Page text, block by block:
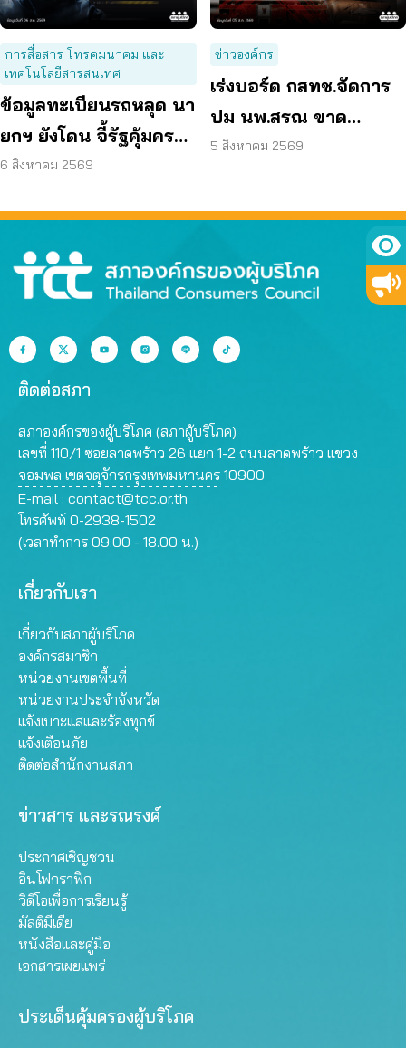
การสื่อสาร โทรคมนาคม และ
เทคโนโลยีสารสนเทศ
ข้อมูลทะเบียนรถหลุด นา
ยกฯ ยังโดน จี้รัฐคุ้มครอง
ข้อมูลส่วนบุคคล
6 สิงหาคม 2569
ข่าวองค์กร
เร่งบอร์ด กสทช.จัดการ
ปม นพ.สรณ ขาด
คุณสมบัติ ตามมติ
5 สิงหาคม 2569
ติดต่อสภา
สภาองค์กรของผู้บริโภค (สภาผู้บริโภค)
เลขที่ 110/1 ซอยลาดพร้าว 26 แยก 1-2 ถนนลาดพร้าว แขวง
จอมพล เขตจตุจักรกรุงเทพมหานคร 10900
E-mail : contact@tcc.or.th
โทรศัพท์ 0-2938-1502
(เวลาทำการ 09.00 - 18.00 น.)
เกี่ยวกับเรา
เกี่ยวกับสภาผู้บริโภค
องค์กรสมาชิก
หน่วยงานเขตพื้นที่
หน่วยงานประจำจังหวัด
แจ้งเบาะแสและร้องทุกข์
แจ้งเตือนภัย
ติดต่อสำนักงานสภา
ข่าวสาร และรณรงค์
ประกาศเชิญชวน
อินโฟกราฟิก
วิดีโอเพื่อการเรียนรู้
มัลติมีเดีย
หนังสือและคู่มือ
เอกสารเผยแพร่
ประเด็นคุ้มครองผู้บริโภค